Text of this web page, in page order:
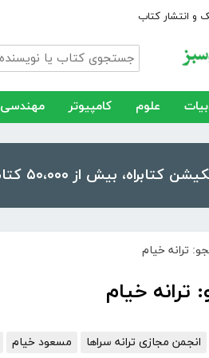
و انتشار کتاب
علوم کامپیوتر مهندسی
بیش از ۵۰،۰۰۰ کتاب، کتاب صوتی و رمان را در موبایل و تبلت خود داشته باشید!
ترانه خیام
خیام
انجمن مجازی ترانه سراها مسعود خیام